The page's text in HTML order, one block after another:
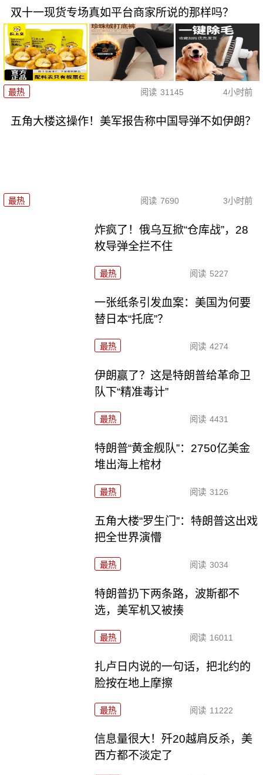
双十一现货专场真如平台商家所说的那样吗？
最热 阅读 31145 4小时前
五角大楼这操作！美军报告称中国导弹不如伊朗？
最热 阅读 7690 3小时前
炸疯了！俄乌互掀“仓库战”，28
枚导弹全拦不住
最热 阅读 5227
一张纸条引发血案：美国为何要
替日本“托底”？
最热 阅读 4274
伊朗赢了？这是特朗普给革命卫
队下“精准毒计”
最热 阅读 4431
特朗普“黄金舰队”：2750亿美金
堆出海上棺材
最热 阅读 3126
五角大楼“罗生门”：特朗普这出戏
把全世界演懵
最热 阅读 3034
特朗普扔下两条路，波斯都不
选，美军机又被揍
最热 阅读 16011
扎卢日内说的一句话，把北约的
脸按在地上摩擦
最热 阅读 11222
信息量很大！歼20越肩反杀，美
西方都不淡定了